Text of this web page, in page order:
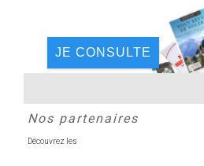
JE CONSULTE
Nos partenaires
Découvrez les